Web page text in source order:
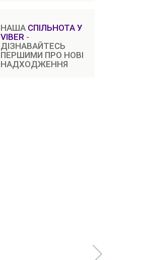
НАША СПІЛЬНОТА У
VIBER-
ДІЗНАВАЙТЕСЬ
ПЕРШИМИ ПРО НОВІ
НАДХОДЖЕННЯ